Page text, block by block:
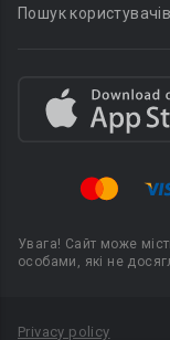
Пошук користувачів
Увага! Сайт може
особами, які не
Privacy policy